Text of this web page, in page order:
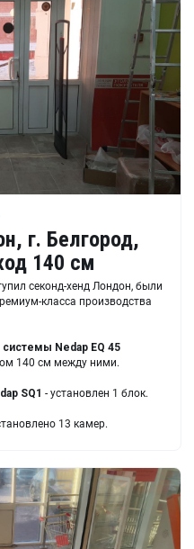
г. Белгород,
140 см
секонд-хенд Лондон, были
класса производства
Nedap EQ 45
140 см между ними.
SQ1 - установлен 1 блок.
13 камер.